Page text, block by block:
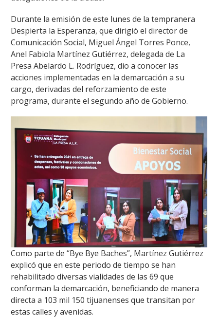
Durante la emisión de este lunes de la tempranera
Despierta la Esperanza, que dirigió el director de
Comunicación Social, Miguel Ángel Torres Ponce,
Anel Fabiola Martínez Gutiérrez, delegada de La
Presa Abelardo L. Rodríguez, dio a conocer las
acciones implementadas en la demarcación a su
cargo, derivadas del reforzamiento de este
programa, durante el segundo año de Gobierno.
Como parte de “Bye Bye Baches”, Martínez Gutiérrez
explicó que en este periodo de tiempo se han
rehabilitado diversas vialidades de las 69 que
conforman la demarcación, beneficiando de manera
directa a 103 mil 150 tijuanenses que transitan por
estas calles y avenidas.